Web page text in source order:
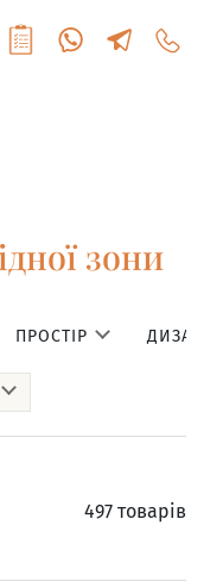
зони
ПРОСТІР
497 товарів